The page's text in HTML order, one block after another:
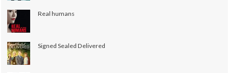
Real humans
Signed Sealed Delivered